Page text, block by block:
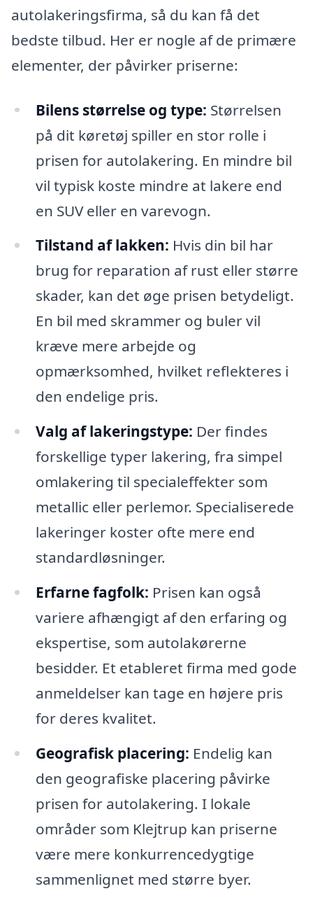
autolakeringsfirma, så du kan få det
bedste tilbud. Her er nogle af de primære
elementer, der påvirker priserne:
Bilens størrelse og type: Størrelsen
på dit køretøj spiller en stor rolle i
prisen for autolakering. En mindre bil
vil typisk koste mindre at lakere end
en SUV eller en varevogn.
Tilstand af lakken: Hvis din bil har
brug for reparation af rust eller større
skader, kan det øge prisen betydeligt.
En bil med skrammer og buler vil
kræve mere arbejde og
opmærksomhed, hvilket reflekteres i
den endelige pris.
Valg af lakeringstype: Der findes
forskellige typer lakering, fra simpel
omlakering til specialeffekter som
metallic eller perlemor. Specialiserede
lakeringer koster ofte mere end
standardløsninger.
Erfarne fagfolk: Prisen kan også
variere afhængigt af den erfaring og
ekspertise, som autolakørerne
besidder. Et etableret firma med gode
anmeldelser kan tage en højere pris
for deres kvalitet.
Geografisk placering: Endelig kan
den geografiske placering påvirke
prisen for autolakering. I lokale
områder som Klejtrup kan priserne
være mere konkurrencedygtige
sammenlignet med større byer.